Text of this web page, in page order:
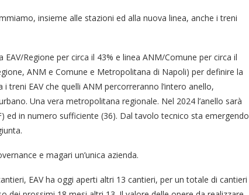
insieme alle stazioni ed alla nuova linea, anche i treni
Regione per circa il 43% e linea ANM/Comune per circa il
ANM e Comune e Metropolitana di Napoli) per definire la
EAV che quelli ANM percorreranno l’intero anello,
Una vera metropolitana regionale. Nel 2024 l’anello sarà
ed in numero sufficiente (36). Dal tavolo tecnico sta emergendo
e magari un’unica azienda.
EAV ha oggi aperti altri 13 cantieri, per un totale di cantieri